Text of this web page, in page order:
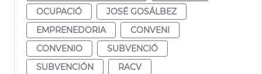
OCUPACIÓ
JOSÉ GOSÁLBEZ
EMPRENEDORIA
CONVENI
CONVENIO
SUBVENCIÓ
SUBVENCIÓN
RACV